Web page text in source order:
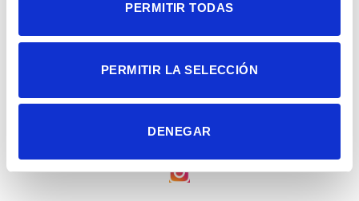
PERMITIR TODAS
PERMITIR LA SELECCIÓN
DENEGAR
Campus de San Juan | Sant Joan d’Alacant
Contacto